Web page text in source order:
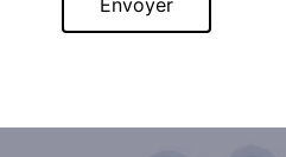
Envoyer